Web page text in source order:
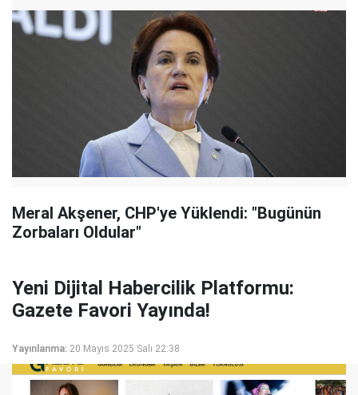
Meral Akşener, CHP'ye Yüklendi: "Bugünün
Zorbaları Oldular"
Yeni Dijital Habercilik Platformu:
Gazete Favori Yayında!
Yayınlanma: 20 Mayıs 2025 Salı 22:38